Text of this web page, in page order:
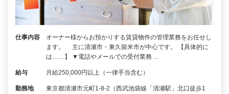
仕事内容
オーナー様からお預かりする賃貸物件の管理業務をお任せし
ます。 主に清瀬市・東久留米市が中心です。 【具体的に
は……】 ▼電話やメールでの受付業務 …
給与 月給250,000円以上（一律手当含む）
勤務地
東京都清瀬市元町1-8-2（西武池袋線「清瀬駅」北口徒歩1